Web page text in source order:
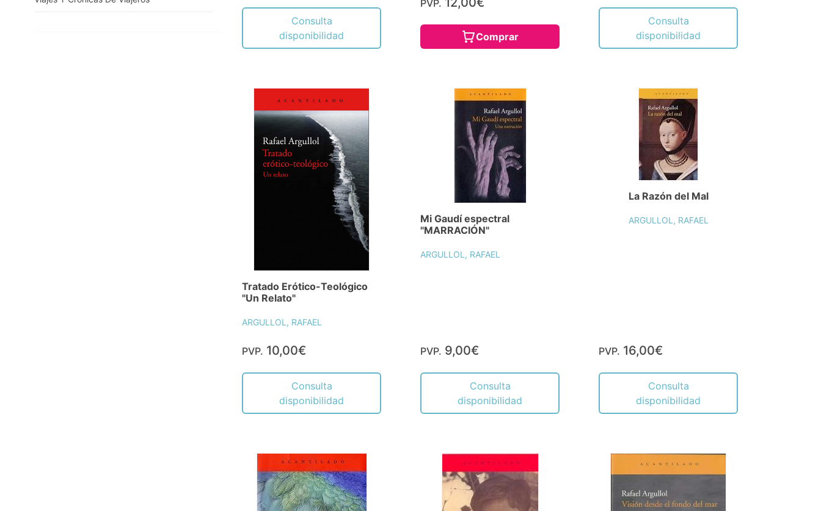
Consulta
disponibilidad
PVP.
Comprar
Consulta
disponibilidad
Tratado Erótico-Teológico
"Un Relato"
ARGULLOL, RAFAEL
PVP. 10,00€
Consulta
disponibilidad
Mi Gaudí espectral
"MARRACIÓN"
ARGULLOL, RAFAEL
PVP. 9,00€
Consulta
disponibilidad
La Razón del Mal
ARGULLOL, RAFAEL
PVP. 16,00€
Consulta
disponibilidad